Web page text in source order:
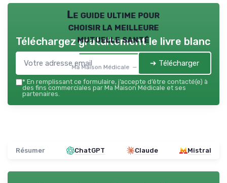
Le guide ultime pour
choisir la meilleure
mutuelle santé
Ma Maison Médicale — 2026
Téléchargez gratuitement le livre blanc
➔ Télécharger
* En remplissant ce formulaire, j’accepte d’être contacté(e) à
des fins commerciales par Ma Maison Médicale et ses
partenaires.
Résumer ChatGPT Claude Mistral